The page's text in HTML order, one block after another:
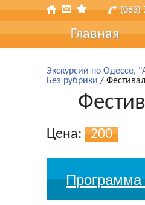
(063)
Главная
Экскурсии по Одессе,
Без рубрики /
Цена: 200
Программа